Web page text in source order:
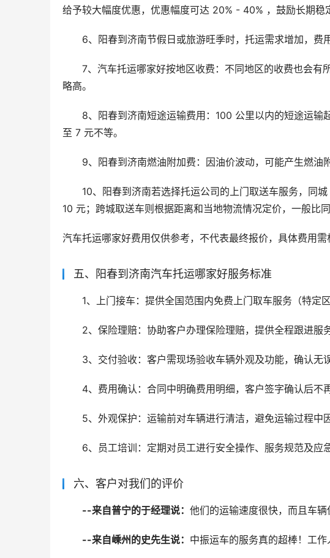
给予较大幅度优惠，优惠幅度可达 20% - 40% ，鼓励长期稳
6、阳春到济南节假日或旅游旺季时，托运需求增加，费
7、汽车托运哪家好按地区收费：不同地区的收费也会
略高。
8、阳春到济南短途运输费用：100 公里以内的短途运
至 7 元不等。
9、阳春到济南燃油附加费：因油价波动，可能产生燃油
10、阳春到济南若选择托运公司的上门取送车服务，同
10 元；跨城取送车则根据距离和当地物流情况定价，一般比
汽车托运哪家好费用仅供参考，不代表最终报价，具体费用
五、阳春到济南汽车托运哪家好服务标准
1、上门接车：提供全国范围内免费上门取车服务（特定
2、保险理赔：协助客户办理保险理赔，提供全程跟进服务
3、交付验收：客户需现场验收车辆外观及功能，确认无
4、费用确认：合同中明确费用明细，客户签字确认后不
5、外观保护：运输前对车辆进行清洁，避免运输过程中
6、员工培训：定期对员工进行安全操作、服务规范及应
六、客户对我们的评价
--来自普宁的于经理说： 他们的运输速度很快，而且车辆
--来自嵊州的史先生说： 中振运车的服务真的超棒！工